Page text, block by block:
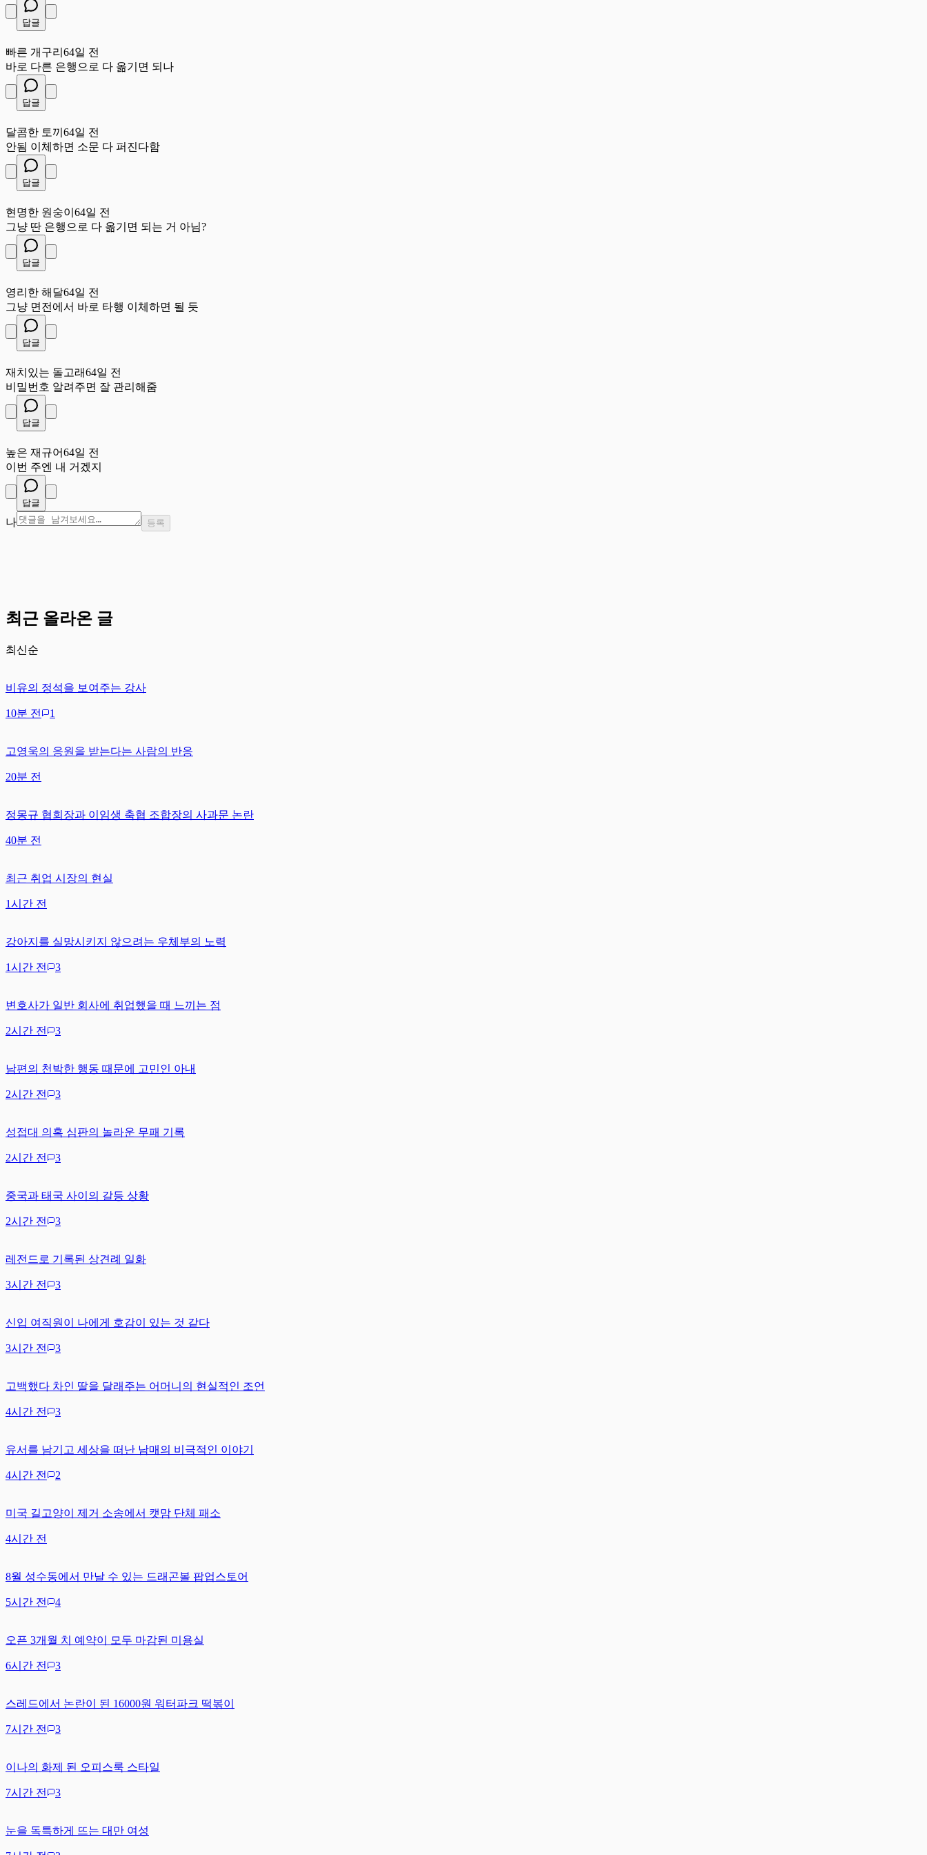
답글
빠른 개구리 64일 전
바로 다른 은행으로 다 옮기면 되나
답글
달콤한 토끼 64일 전
안됨 이체하면 소문 다 퍼진다함
답글
현명한 원숭이 64일 전
그냥 딴 은행으로 다 옮기면 되는 거 아님?
답글
영리한 해달64일 전
그냥 면전에서 바로 타행 이체하면 될 듯
답글
재치있는 돌고래64일 전
비밀번호 알려주면 잘 관리해줌
답글
높은 재규어64일 전
이번 주엔 내 거겠지
답글
나 등록
최근 올라온 글
최신순
비유의 정석을 보여주는 강사
10분 전 1
고영욱의 응원을 받는다는 사람의 반응
20분 전
정몽규 협회장과 이임생 축협 조합장의 사과문 논란
40분 전
최근 취업 시장의 현실
1시간 전
강아지를 실망시키지 않으려는 우체부의 노력
1시간 전 3
변호사가 일반 회사에 취업했을 때 느끼는 점
2시간 전 3
남편의 천박한 행동 때문에 고민인 아내
2시간 전 3
성접대 의혹 심판의 놀라운 무패 기록
2시간 전 3
중국과 태국 사이의 갈등 상황
2시간 전 3
레전드로 기록된 상견례 일화
3시간 전 3
신입 여직원이 나에게 호감이 있는 것 같다
3시간 전 3
고백했다 차인 딸을 달래주는 어머니의 현실적인 조언
4시간 전 3
유서를 남기고 세상을 떠난 남매의 비극적인 이야기
4시간 전 2
미국 길고양이 제거 소송에서 캣맘 단체 패소
4시간 전
8월 성수동에서 만날 수 있는 드래곤볼 팝업스토어
5시간 전 4
오픈 3개월 치 예약이 모두 마감된 미용실
6시간 전 3
스레드에서 논란이 된 16000원 워터파크 떡볶이
7시간 전 3
이나의 화제 된 오피스룩 스타일
7시간 전 3
눈을 독특하게 뜨는 대만 여성